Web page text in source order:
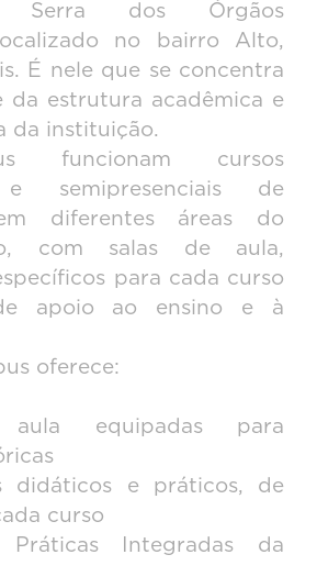
Serra dos Órgãos
no bairro Alto,
É nele que se concentra
da estrutura acadêmica e
da instituição.
funcionam cursos
e semipresenciais de
diferentes áreas do
com salas de aula,
para cada curso
apoio ao ensino e à
oferece:
equipadas para
didáticos e práticos, de
curso
Integradas da